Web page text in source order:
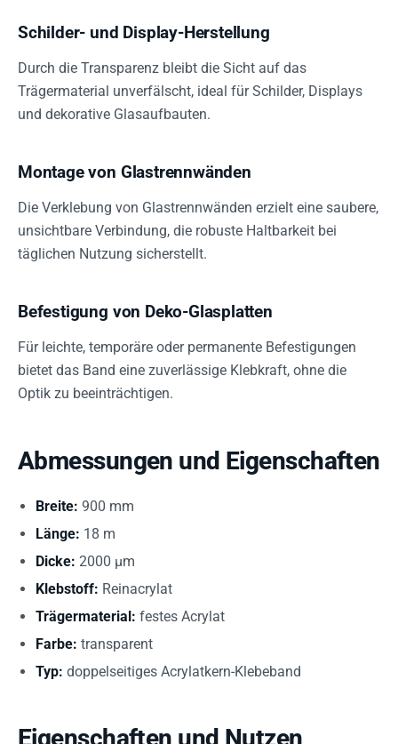
Schilder- und Display-Herstellung
Durch die Transparenz bleibt die Sicht auf das
Trägermaterial unverfälscht, ideal für Schilder, Displays
und dekorative Glasaufbauten.
Montage von Glastrennwänden
Die Verklebung von Glastrennwänden erzielt eine saubere,
unsichtbare Verbindung, die robuste Haltbarkeit bei
täglichen Nutzung sicherstellt.
Befestigung von Deko-Glasplatten
Für leichte, temporäre oder permanente Befestigungen
bietet das Band eine zuverlässige Klebkraft, ohne die
Optik zu beeinträchtigen.
Abmessungen und Eigenschaften
Breite: 900 mm
Länge: 18 m
Dicke: 2000 µm
Klebstoff: Reinacrylat
Trägermaterial: festes Acrylat
Farbe: transparent
Typ: doppelseitiges Acrylatkern-Klebeband